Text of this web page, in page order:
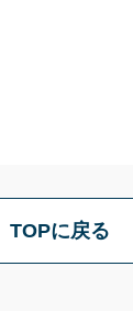
TOPに戻る